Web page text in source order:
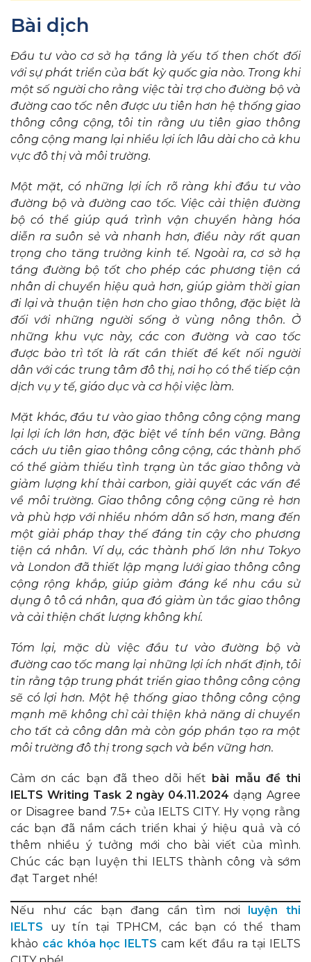
Bài dịch
Đầu tư vào cơ sở hạ tầng là yếu tố then chốt đối
với sự phát triển của bất kỳ quốc gia nào. Trong khi
một số người cho rằng việc tài trợ cho đường bộ và
đường cao tốc nên được ưu tiên hơn hệ thống giao
thông công cộng, tôi tin rằng ưu tiên giao thông
công cộng mang lại nhiều lợi ích lâu dài cho cả khu
vực đô thị và môi trường.
Một mặt, có những lợi ích rõ ràng khi đầu tư vào
đường bộ và đường cao tốc. Việc cải thiện đường
bộ có thể giúp quá trình vận chuyển hàng hóa
diễn ra suôn sẻ và nhanh hơn, điều này rất quan
trọng cho tăng trưởng kinh tế. Ngoài ra, cơ sở hạ
tầng đường bộ tốt cho phép các phương tiện cá
nhân di chuyển hiệu quả hơn, giúp giảm thời gian
đi lại và thuận tiện hơn cho giao thông, đặc biệt là
đối với những người sống ở vùng nông thôn. Ở
những khu vực này, các con đường và cao tốc
được bảo trì tốt là rất cần thiết để kết nối người
dân với các trung tâm đô thị, nơi họ có thể tiếp cận
dịch vụ y tế, giáo dục và cơ hội việc làm.
Mặt khác, đầu tư vào giao thông công cộng mang
lại lợi ích lớn hơn, đặc biệt về tính bền vững. Bằng
cách ưu tiên giao thông công cộng, các thành phố
có thể giảm thiểu tình trạng ùn tắc giao thông và
giảm lượng khí thải carbon, giải quyết các vấn đề
về môi trường. Giao thông công cộng cũng rẻ hơn
và phù hợp với nhiều nhóm dân số hơn, mang đến
một giải pháp thay thế đáng tin cậy cho phương
tiện cá nhân. Ví dụ, các thành phố lớn như Tokyo
và London đã thiết lập mạng lưới giao thông công
cộng rộng khắp, giúp giảm đáng kể nhu cầu sử
dụng ô tô cá nhân, qua đó giảm ùn tắc giao thông
và cải thiện chất lượng không khí.
Tóm lại, mặc dù việc đầu tư vào đường bộ và
đường cao tốc mang lại những lợi ích nhất định, tôi
tin rằng tập trung phát triển giao thông công cộng
sẽ có lợi hơn. Một hệ thống giao thông công cộng
mạnh mẽ không chỉ cải thiện khả năng di chuyển
cho tất cả công dân mà còn góp phần tạo ra một
môi trường đô thị trong sạch và bền vững hơn.
Cảm ơn các bạn đã theo dõi hết bài mẫu đề thi
IELTS Writing Task 2 ngày 04.11.2024 dạng Agree
or Disagree band 7.5+ của IELTS CITY. Hy vọng rằng
các bạn đã nắm cách triển khai ý hiệu quả và có
thêm nhiều ý tưởng mới cho bài viết của mình.
Chúc các bạn luyện thi IELTS thành công và sớm
đạt Target nhé!
Nếu như các bạn đang cần tìm nơi luyện thi
IELTS uy tín tại TPHCM, các bạn có thể tham
khảo các khóa học IELTS cam kết đầu ra tại IELTS